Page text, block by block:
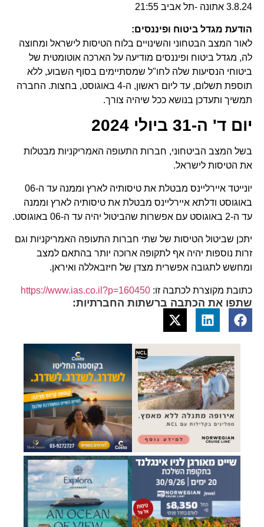
3.8.24 אתונה -תל אביב 21:55
הודעת מגדל ביטוח ופיננסים:
לאור המצב הבטחוני והשינויים בלוח הטיסות לישראל ומחוצה
לה, מגדל ביטוח ופיננסים מודיעה על הארכה אוטומטית של
ביטוחי הנסיעות שלה לחו"ל שמסתיימים בסוף השבוע, ללא
תוספת תשלום, עד ליום ראשון, ה-4 באוגוסט, בחצות. החברה
תמשיך ותעדכן בנושא ככל שיהיה צורך.
יום ד' ה-31 ביולי 2024
בשל המצב הביטחוני, חברות התעופה האמריקניות מבטלות
את הטיסות לישראל.
יונייטד איירליינס מבטלת את טיסותיה לארץ וממנה עד ה-06
באוגוסט ודלתא איירליינס מבטלת את טיסותיה לארץ וממנה
עד ה-2 באוגוסט עם אפשרות שהביטול יהיה עד ה-06 באוגוסט.
יתכן שביטול הטיסות של שתי חברות התעופה האמריקניות וגם
זרות נוספות יהיה אף לתקופה ארוכה יותר בהתאם למצב
ומחשש לתגובה אפשרית מצדן של חיזבאללה ואיראן.
כתובת מקוצרת לכתבה זו: https://www.ias.co.il?p=160450
שתפו את הכתבה ברשתות החברתיות: